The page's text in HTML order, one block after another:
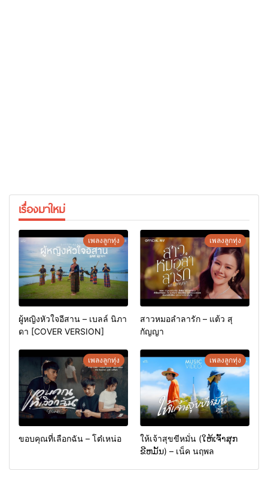
เรื่องมาใหม่
เพลงลูกทุ่ง
ผู้หญิงหัวใจอีสาน – เบลล์ นิภา
ดา [COVER VERSION]
เพลงลูกทุ่ง
สาวหมอลำลารัก – แต้ว สุ
กัญญา
เพลงลูกทุ่ง
ขอบคุณที่เลือกฉัน – โต๋เหน่อ
เพลงลูกทุ่ง
ให้เจ้าสุขขีหมั่น (ໃຫ້ເຈົ້າສຸກ
ຂີຫມັ້ນ) – เน็ค นฤพล